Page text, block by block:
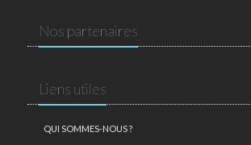
Nos partenaires
Liens utiles
QUI SOMMES-NOUS ?